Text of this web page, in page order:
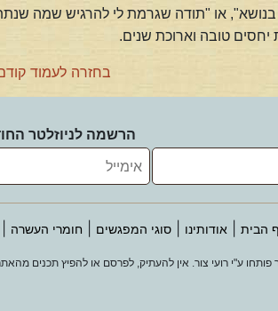
או "תודה שגרמת לי להרגיש שמה
טובה וארוכת שנים.
בחזרה לעמוד
הרשמה לניוזלטר
הבית |אודותינו |סוגי המפגשים חומרי העשרה
ע"י רועי צור. אין להעתיק, לפרסם או להפיץ תכנים